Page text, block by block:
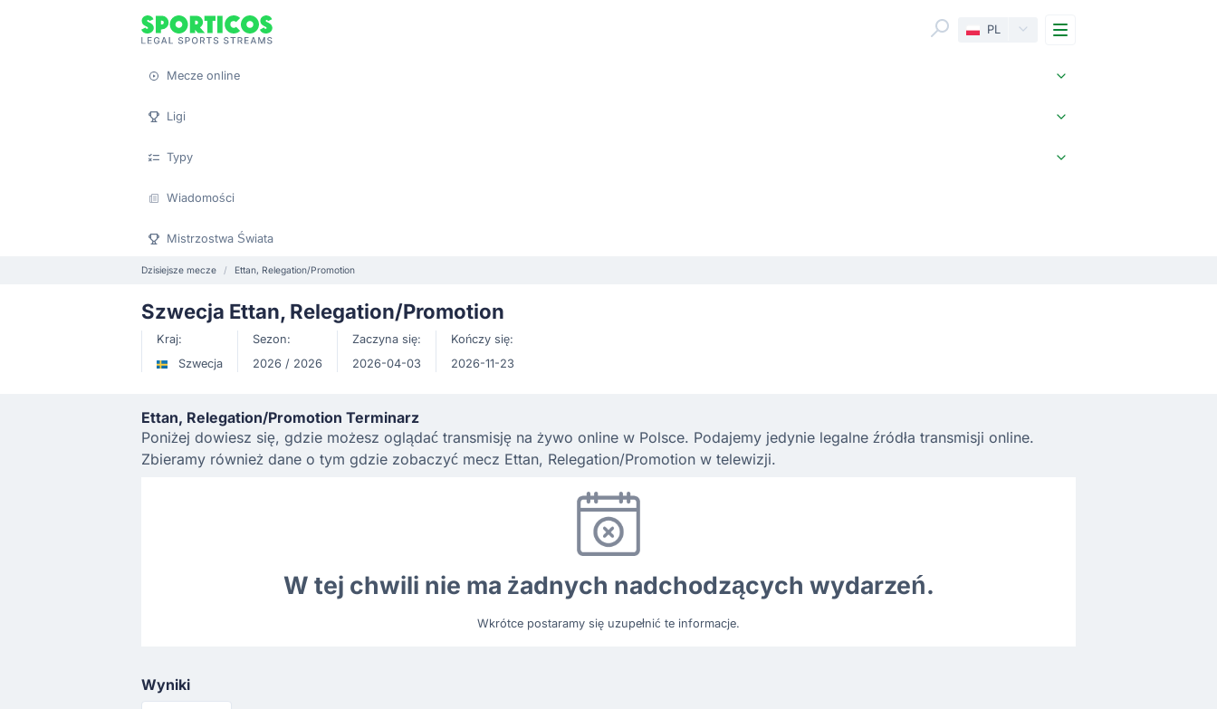
PL Menu
Mecze online
Ligi
Typy
Wiadomości
Mistrzostwa Świata
Dzisiejsze mecze Ettan, Relegation/Promotion
Szwecja Ettan, Relegation/Promotion
Kraj:
Szwecja
Sezon:
2026 / 2026
Zaczyna się:
2026-04-03
Kończy się:
2026-11-23
Ettan, Relegation/Promotion Terminarz
Poniżej dowiesz się, gdzie możesz oglądać transmisję na żywo online w Polsce. Podajemy jedynie legalne źródła transmisji online.
Zbieramy również dane o tym gdzie zobaczyć mecz Ettan, Relegation/Promotion w telewizji.
W tej chwili nie ma żadnych nadchodzących wydarzeń.
Wkrótce postaramy się uzupełnić te informacje.
Wyniki